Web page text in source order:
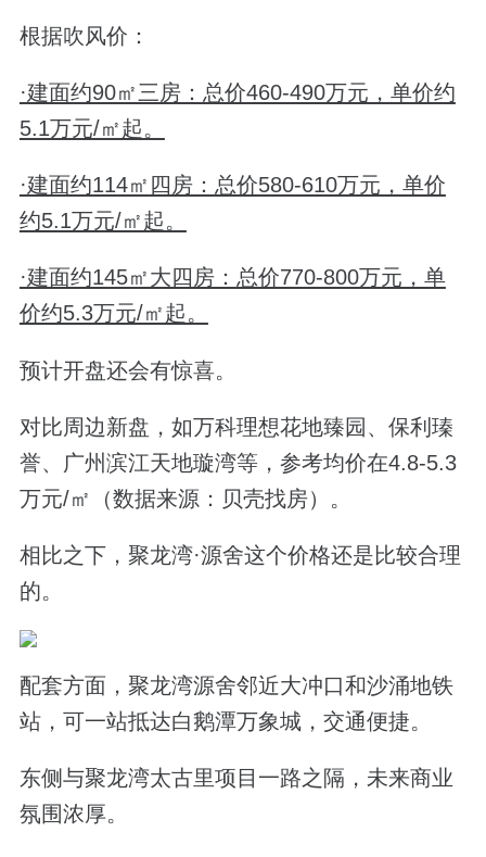
根据吹风价：
·建面约90㎡三房：总价460-490万元，单价约
5.1万元/㎡起。
·建面约114㎡四房：总价580-610万元，单价
约5.1万元/㎡起。
·建面约145㎡大四房：总价770-800万元，单
价约5.3万元/㎡起。
预计开盘还会有惊喜。
对比周边新盘，如万科理想花地臻园、保利瑧
誉、广州滨江天地璇湾等，参考均价在4.8-5.3
万元/㎡（数据来源：贝壳找房）。
相比之下，聚龙湾·源舍这个价格还是比较合理
的。
配套方面，聚龙湾源舍邻近大冲口和沙涌地铁
站，可一站抵达白鹅潭万象城，交通便捷。
东侧与聚龙湾太古里项目一路之隔，未来商业
氛围浓厚。